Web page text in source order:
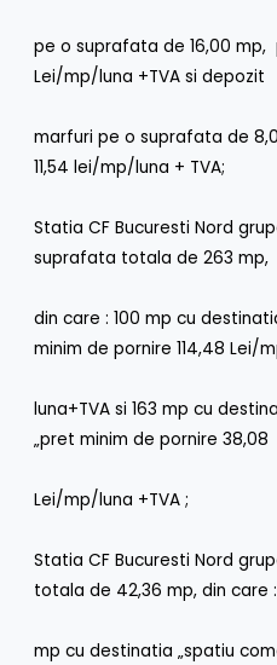
pe o suprafata de 16,00
Lei/mp/luna +TVA si depozit
marfuri pe o suprafata de
11,54 lei/mp/luna + TVA;
Statia CF Bucuresti Nord
suprafata totala de 263 mp,
din care : 100 mp cu
minim de pornire 114,48 Lei/
luna+TVA si 163 mp cu
„pret minim de pornire 38,08
Lei/mp/luna +TVA ;
Statia CF Bucuresti Nord
totala de 42,36 mp, din care :
mp cu destinatia „spatiu